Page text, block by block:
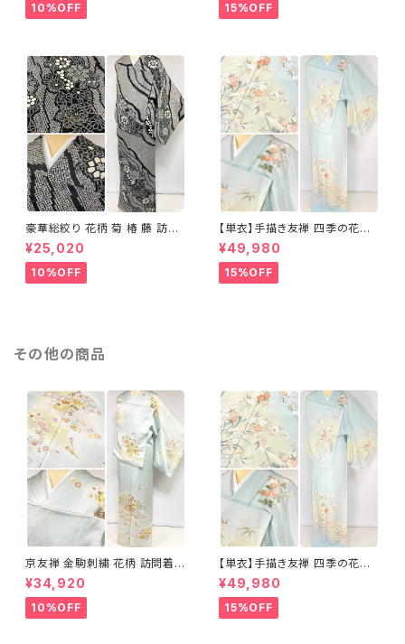
10%OFF 15%OFF
豪華総絞り 花柄 菊 椿 藤 訪問
着 鹿の子絞り ラメ 正絹 黒 白
グレー 1435
¥25,020
10%OFF
【単衣】手描き友禅 四季の花々
正絹 訪問着 水色 黄緑 白 パス
テルカラー 1431
¥49,980
15%OFF
その他の商品
京友禅 金駒刺繍 花柄 訪問着
正絹 水色 黄緑 パステルカラー
アイスグリーン 1433
¥34,920
10%OFF
【単衣】手描き友禅 四季の花々
正絹 訪問着 水色 黄緑 白 パス
テルカラー 1431
¥49,980
15%OFF